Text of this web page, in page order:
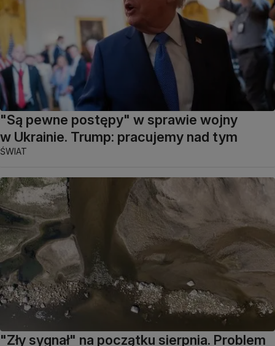
"Są pewne postępy" w sprawie wojny
w Ukrainie. Trump: pracujemy nad tym
ŚWIAT
"Zły sygnał" na początku sierpnia. Problem